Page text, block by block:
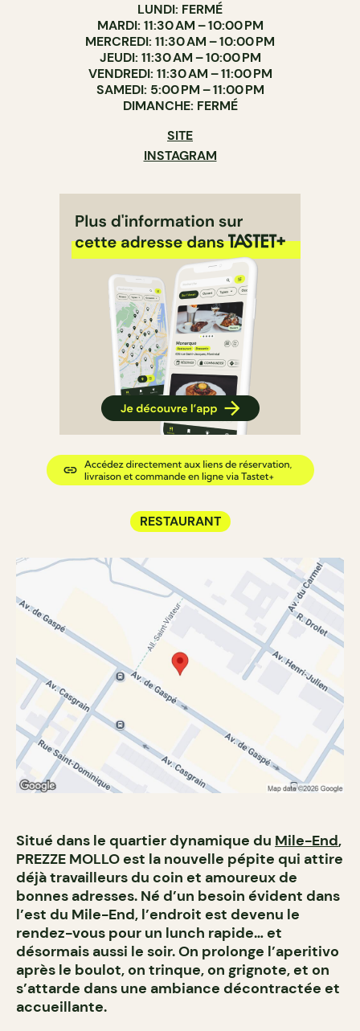
LUNDI: FERMÉ
MARDI: 11:30 AM – 10:00 PM
MERCREDI: 11:30 AM – 10:00 PM
JEUDI: 11:30 AM – 10:00 PM
VENDREDI: 11:30 AM – 11:00 PM
SAMEDI: 5:00 PM – 11:00 PM
DIMANCHE: FERMÉ
SITE
INSTAGRAM
RESTAURANT
Situé dans le quartier dynamique du Mile-End,
PREZZE MOLLO est la nouvelle pépite qui attire
déjà travailleurs du coin et amoureux de
bonnes adresses. Né d’un besoin évident dans
l’est du Mile-End, l’endroit est devenu le
rendez-vous pour un lunch rapide… et
désormais aussi le soir. On prolonge l’aperitivo
après le boulot, on trinque, on grignote, et on
s’attarde dans une ambiance décontractée et
accueillante.